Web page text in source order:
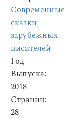
Современные
сказки
зарубежных
писателей
Год
Выпуска:
2018
Страниц:
28